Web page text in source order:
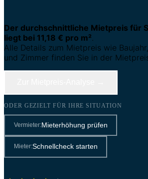
Der durchschnittliche Mietpreis für
liegt bei 11,18 € pro m²
Alle Details zum Mietpreis wie
und Zimmer finden Sie in der
ODER GEZIELT FÜR IHRE SITUATION
Vermieter:Mieterhöhung prüfen
Mieter:Schnellcheck starten